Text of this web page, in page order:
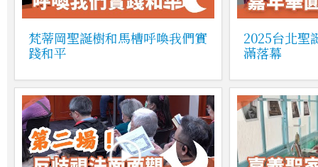
梵蒂岡聖誕樹和馬槽呼喚我們實
踐和平
2025台北聖
滿落幕